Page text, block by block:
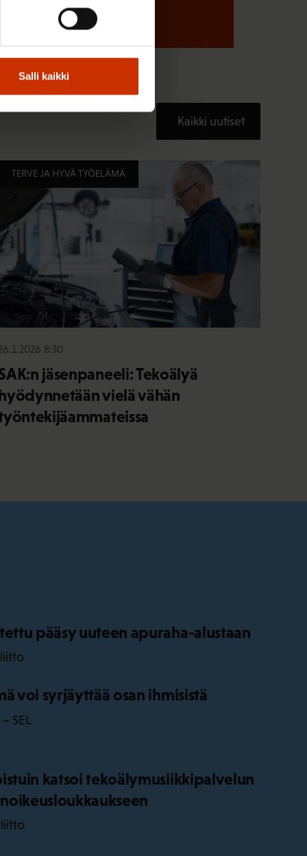
Salli kaikki
Kaikki uutiset
TERVE JA HYVÄ TYÖELÄMÄ
8:30
jäsenpaneeli: Tekoälyä
vielä vähän
pääsy uuteen apuraha-alustaan
voi syrjäyttää osan ihmisistä
SEL
katsoi tekoälymusiikkipalvelun